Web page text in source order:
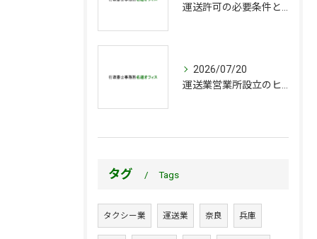
2026/07/20
タグ Tags
タクシー業 運送業 奈良 兵庫